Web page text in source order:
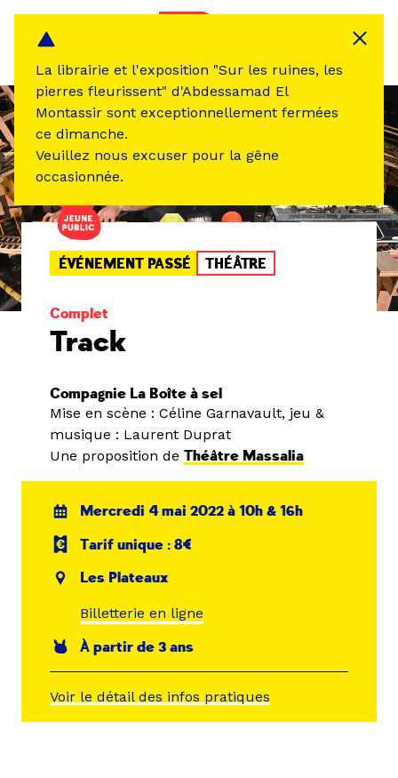
ÉVÉNEMENT PASSÉ THÉÂTRE
Complet
Track
Compagnie La Boîte à sel
Mise en scène : Céline Garnavault, jeu &
musique : Laurent Duprat
Une proposition de Théâtre Massalia
Mercredi 4 mai 2022 à 10h & 16h
Tarif unique : 8€
Les Plateaux
Billetterie en ligne
À partir de 3 ans
Voir le détail des infos pratiques
La librairie et l'exposition "Sur les ruines, les
pierres fleurissent" d'Abdessamad El
Montassir sont exceptionnellement fermées
ce dimanche.
Veuillez nous excuser pour la gêne
occasionnée.
Panneau de gestion des cookies